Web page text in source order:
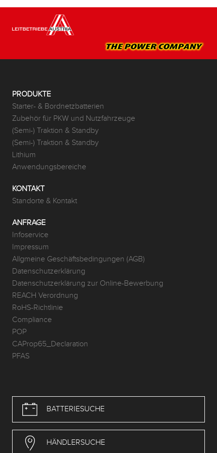
PRODUKTE
Starter- & Bordnetzbatterien
Zubehör für PKW und Nutzfahrzeuge
(Semi-) Traktion & Standby
(Semi-) Traktion & Standby
Lithium
Anwendungsbereiche
KONTAKT
Standorte & Kontakt
ANFRAGE
Infoservice
Impressum
Allgmeine Geschäftsbedingungen (AGB)
Datenschutzerklärung
Datenschutzerklärung zur Online-Bewerbung
REACH Verordnung
RoHS-Richtlinie
Compliance
POP
CAProp65_Declaration
PFAS
BATTERIESUCHE
HÄNDLERSUCHE